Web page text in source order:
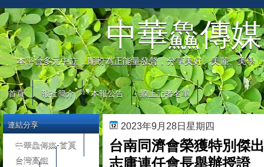
中華鱻傳媒
本平台多元中立，期盼為正能量發聲，分享美好、美麗、美學
首頁 報社簡介 本報公告 線上記者名單
2023年9月28日星期四
台南同濟會榮獲特別傑
志庸連任會長舉辦授證
連結分享
中華鱻傳媒-首頁
台灣高鐵